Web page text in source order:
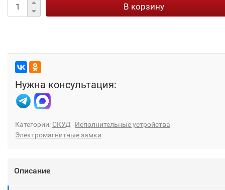
В корзину
Нужна консультация:
Категории: СКУД
Исполнительные устройства
Электромагнитные замки
Описание